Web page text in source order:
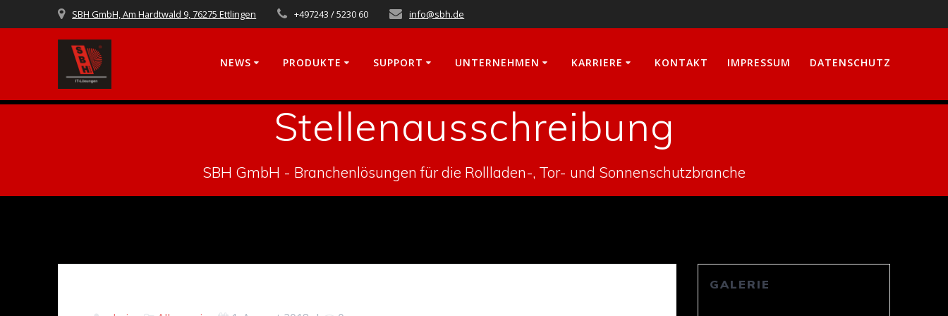
to
SBH GmbH, Am Hardtwald 9, 76275 Ettlingen +497243 / 5230 60 info@sbh.de
NEWS PRODUKTE SUPPORT UNTERNEHMEN KARRIERE KONTAKT IMPRESSUM DATENSCHUTZ
Stellenausschreibung
SBH GmbH - Branchenlösungen für die Rollladen-, Tor- und Sonnenschutzbranche
GALERIE